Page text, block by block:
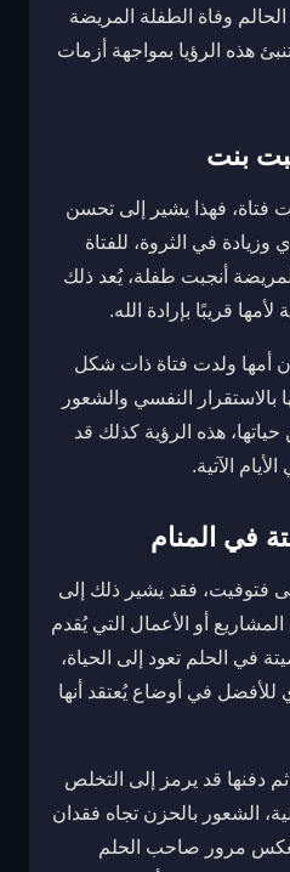
وفاة الطفلة المريضة
هذه الرؤيا بمواجهة أزمات
بنت
فتاة، فهذا يشير إلى تحسن
في الثروة، للفتاة
المريضة أنجبت طفلة، يُعد ذلك
قريبًا بإرادة الله.
أمها ولدت فتاة ذات شكل
النفسي والشعور
هذه الرؤية كذلك قد
الآتية.
في المنام
فتوفيت، فقد يشير ذلك إلى
أو الأعمال التي يُقدم
في الحلم تعود إلى الحياة،
في أوضاع يُعتقد أنها
دفنها قد يرمز إلى التخلص
الشعور بالحزن تجاه فقدان
مرور صاحب الحلم